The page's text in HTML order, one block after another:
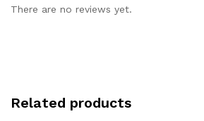
There are no reviews yet.
Related products